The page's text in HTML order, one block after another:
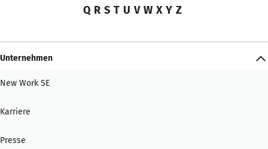
Q R S T U V W X Y Z
Unternehmen
New Work SE
Karriere
Presse